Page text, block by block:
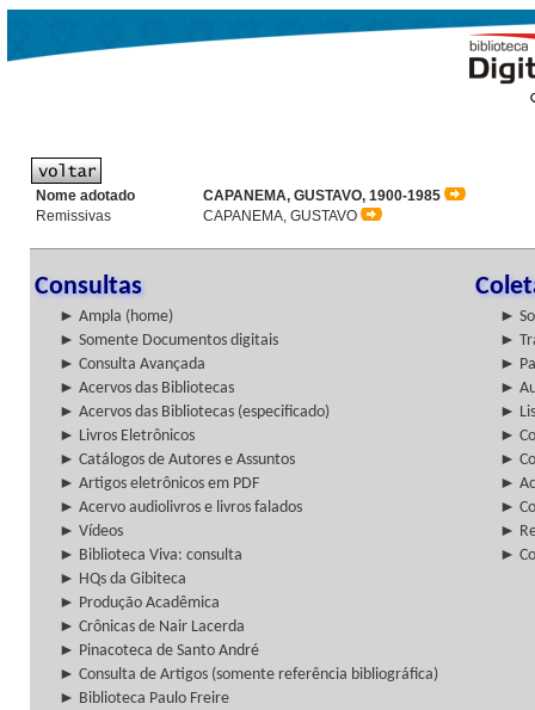
Nome adotado
CAPANEMA, GUSTAVO, 1900-1985
Remissivas
CAPANEMA, GUSTAVO
Consultas
► Ampla (home)
►
► Somente Documentos digitais
►
► Consulta Avançada
►
► Acervos das Bibliotecas
►
► Acervos das Bibliotecas (especificado)
►
► Livros Eletrônicos
►
► Catálogos de Autores e Assuntos
►
► Artigos eletrônicos em PDF
►
► Acervo audiolivros e livros falados
►
► Vídeos
►
► Biblioteca Viva: consulta
►
► HQs da Gibiteca
► Produção Acadêmica
► Crônicas de Nair Lacerda
► Pinacoteca de Santo André
► Consulta de Artigos (somente referência bibliográfica)
► Biblioteca Paulo Freire